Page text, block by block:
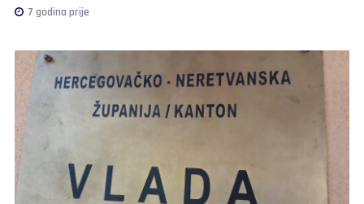
7 godina prije